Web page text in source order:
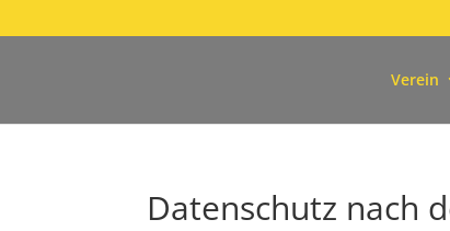
Verein
Datenschutz nach